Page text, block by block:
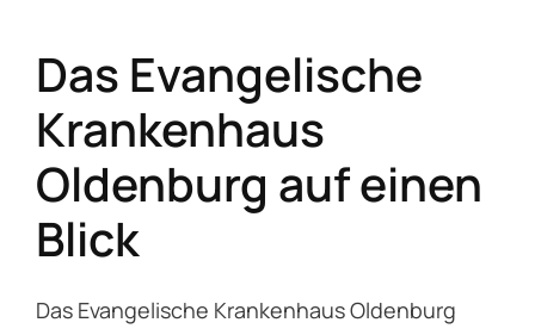
Das Evangelische
Krankenhaus
Oldenburg auf einen
Blick
Das Evangelische Krankenhaus Oldenburg